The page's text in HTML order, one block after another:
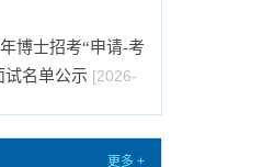
博士招考“申请-考
试名单公示 [2026-
博士招考“申请-考
更多 +